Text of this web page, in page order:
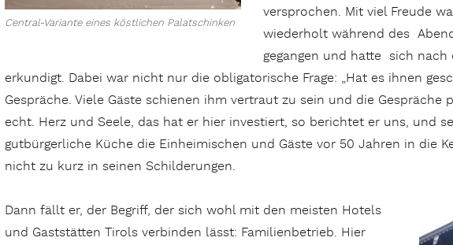
Central-Variante eines köstlichen Palatschinken
versprochen. Mit viel Freude
wiederholt während des
gegangen und hatte sich nach
erkundigt. Dabei war nicht nur die obligatorische Frage: „Hat es ihnen
Gespräche. Viele Gäste schienen ihm vertraut zu sein und die Gespräche
echt. Herz und Seele, das hat er hier investiert, so berichtet er uns, und
gutbürgerliche Küche die Einheimischen und Gäste vor 50 Jahren in die
nicht zu kurz in seinen Schilderungen.
Dann fällt er, der Begriff, der sich wohl mit den meisten Hotels
und Gaststätten Tirols verbinden lässt: Familienbetrieb. Hier